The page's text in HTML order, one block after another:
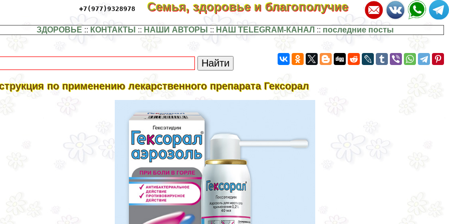
+7(977)9328978 Семья, здоровье и благополучие
ЗДОРОВЬЕ :: КОНТАКТЫ :: НАШИ АВТОРЫ :: НАШ TELEGRAM-КАНАЛ :: последние посты
по применению лекарственного препарата Гексорал